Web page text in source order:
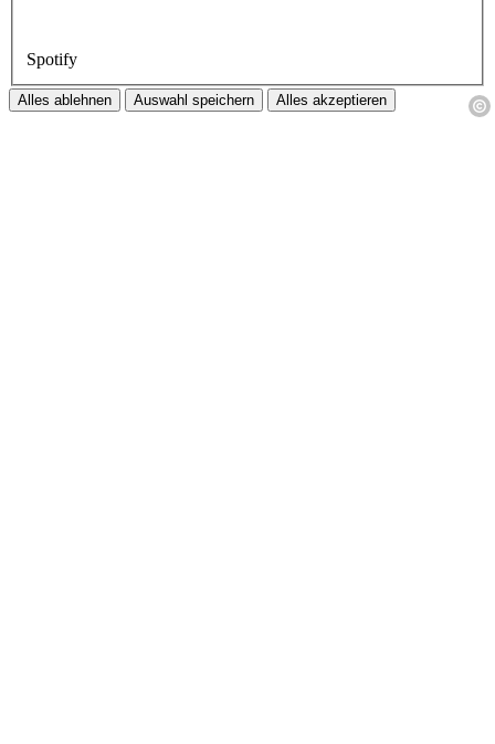
Spotify
Alles ablehnen Auswahl speichern Alles akzeptieren